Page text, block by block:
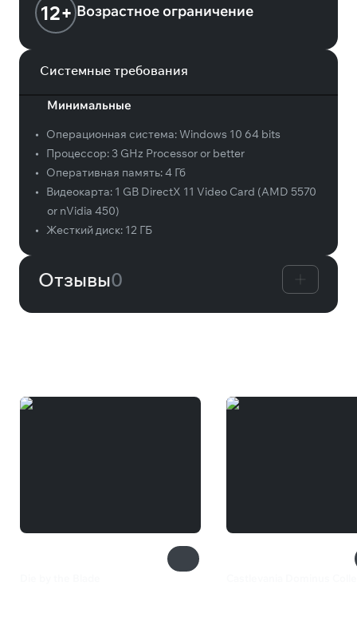
12+ Возрастное ограничение
Системные требования
Минимальные
• Операционная система:Windows 10 64 bits
•
Процессор: 3 GHz Processor or better
•
Оперативная память:4 Гб
•
Видеокарта: 1 GB DirectX 11 Video Card (AMD 5570
or nVidia 450)
•
Жесткий диск: 12 ГБ
Отзывы0